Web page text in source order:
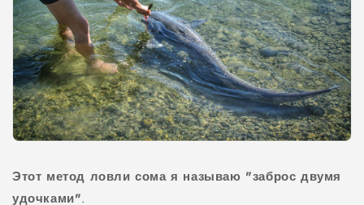
Этот метод ловли сома я называю "заброс двумя
удочками".